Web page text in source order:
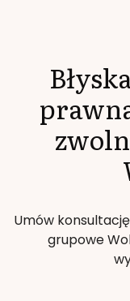
Umów
grupowe